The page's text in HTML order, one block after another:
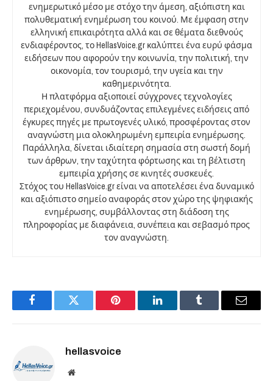
ενημερωτικό μέσο με στόχο την άμεση, αξιόπιστη και
πολυθεματική ενημέρωση του κοινού. Με έμφαση στην
ελληνική επικαιρότητα αλλά και σε θέματα διεθνούς
ενδιαφέροντος, το HellasVoice.gr καλύπτει ένα ευρύ φάσμα
ειδήσεων που αφορούν την κοινωνία, την πολιτική, την
οικονομία, τον τουρισμό, την υγεία και την
καθημερινότητα.
Η πλατφόρμα αξιοποιεί σύγχρονες τεχνολογίες
περιεχομένου, συνδυάζοντας επιλεγμένες ειδήσεις από
έγκυρες πηγές με πρωτογενές υλικό, προσφέροντας στον
αναγνώστη μια ολοκληρωμένη εμπειρία ενημέρωσης.
Παράλληλα, δίνεται ιδιαίτερη σημασία στη σωστή δομή
των άρθρων, την ταχύτητα φόρτωσης και τη βέλτιστη
εμπειρία χρήσης σε κινητές συσκευές.
Στόχος του HellasVoice.gr είναι να αποτελέσει ένα δυναμικό
και αξιόπιστο σημείο αναφοράς στον χώρο της ψηφιακής
ενημέρωσης, συμβάλλοντας στη διάδοση της
πληροφορίας με διαφάνεια, συνέπεια και σεβασμό προς
τον αναγνώστη.
FacebookTwitter Pinterest LinkedInTumblr Email
hellasvoice
Website